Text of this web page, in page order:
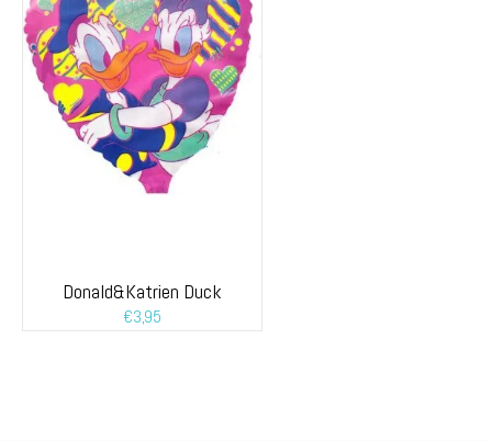
Donald&Katrien Duck
€3,95